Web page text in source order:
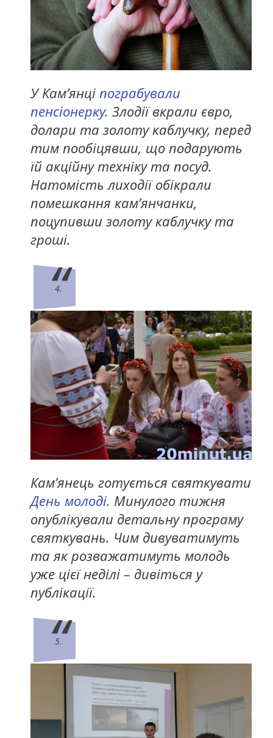
У Кам’янці пограбували
пенсіонерку. Злодії вкрали євро,
долари та золоту каблучку, перед
тим пообіцявши, що подарують
їй акційну техніку та посуд.
Натомість лиходії обікрали
помешкання кам’янчанки,
поцупивши золоту каблучку та
гроші.
4.
Кам’янець готується святкувати
День молоді. Минулого тижня
опублікували детальну програму
святкувань. Чим дивуватимуть
та як розважатимуть молодь
уже цієї неділі – дивіться у
публікації.
5.